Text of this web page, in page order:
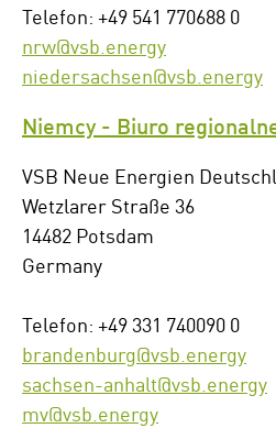
Telefon: +49 541 770688 0
nrw@vsb.energy
niedersachsen@vsb.energy
Niemcy - Biuro
VSB Neue Energien
Wetzlarer Straße 36
14482 Potsdam
Germany
Telefon: +49 331 740090 0
brandenburg@vsb.energy
sachsen-anhalt@vsb.energy
mv@vsb.energy